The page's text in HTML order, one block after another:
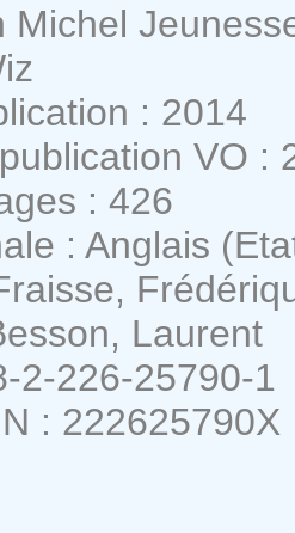
Michel
: 2014
VO :
: 426
: Anglais
Laurent
2-226-25790-1
: 222625790X